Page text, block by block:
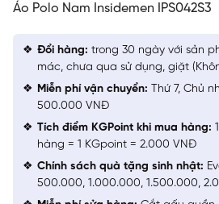
Áo Polo Nam Insidemen IPS042S3
Đổi hàng: trong 30 ngày với sản
mác, chưa qua sử dụng, giặt
Miễn phí vận chuyển: Thứ 7, Chủ
500.000 VNĐ
Tích điểm KGPoint khi mua hàng:
hàng = 1 KGpoint = 2.000 VNĐ
Chính sách quà tặng sinh nhật:
500.000, 1.000.000, 1.500.000,